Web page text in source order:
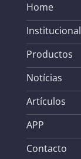
Home
Institucional
Productos
Notícias
Artículos
APP
Contacto